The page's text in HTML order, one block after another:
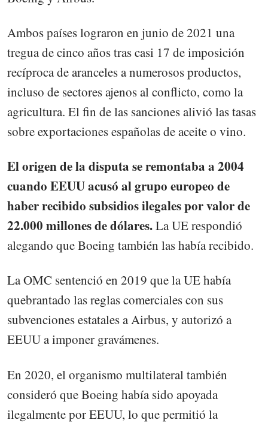
Ambos países lograron en junio de 2021 una
tregua de cinco años tras casi 17 de imposición
recíproca de aranceles a numerosos productos,
incluso de sectores ajenos al conflicto, como la
agricultura. El fin de las sanciones alivió las tasas
sobre exportaciones españolas de aceite o vino.
El origen de la disputa se remontaba a 2004
cuando EEUU acusó al grupo europeo de
haber recibido subsidios ilegales por valor de
22.000 millones de dólares.La UE respondió
alegando que Boeing también las había recibido.
La OMC sentenció en 2019 que la UE había
quebrantado las reglas comerciales con sus
subvenciones estatales a Airbus, y autorizó a
EEUU a imponer gravámenes.
En 2020, el organismo multilateral también
consideró que Boeing había sido apoyada
ilegalmente por EEUU, lo que permitió la